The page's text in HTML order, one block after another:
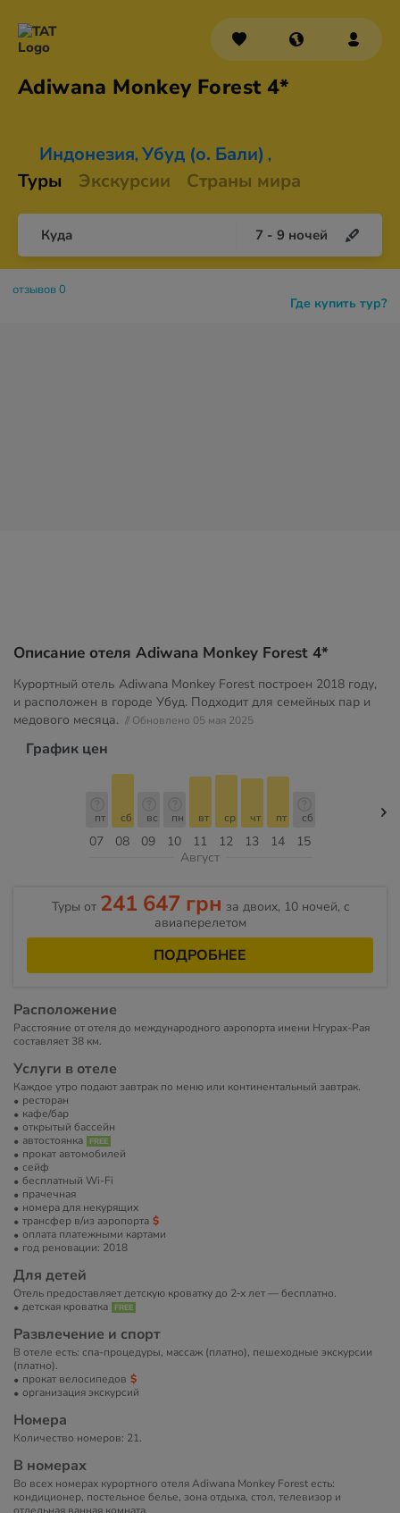
Adiwana Monkey Forest 4*
Индонезия, Убуд (о. Бали) ,
Туры Экскурсии Страны мира
Куда 7 - 9 ночей
Где купить тур?
отзывов 0
Описание отеля Adiwana Monkey Forest 4*
Курортный отель Adiwana Monkey Forest построен 2018 году,
и расположен в городе Убуд. Подходит для семейных пар и
медового месяца. // Обновлено 05 мая 2025
График цен
07
пт
08
сб
09
вс
10
пн
11
вт
12
ср
13
чт
14
пт
15
сб
Август
Туры от 241 647 грн за двоих, 10 ночей, c
авиаперелетом
ПОДРОБНЕЕ
Расположение
Расстояние от отеля до международного аэропорта имени Нгурах-Рая
составляет 38 км.
Услуги в отеле
Каждое утро подают завтрак по меню или континентальный завтрак.
ресторан
кафе/бар
открытый бассейн
автостоянка
прокат автомобилей
сейф
бесплатный Wi-Fi
прачечная
номера для некурящих
трансфер в/из аэропорта
оплата платежными картами
год реновации: 2018
Для детей
Отель предоставляет детскую кроватку до 2‑х лет — бесплатно.
детская кроватка
Развлечение и спорт
В отеле есть: спа-процедуры, массаж (платно), пешеходные экскурсии
(платно).
прокат велосипедов
организация экскурсий
Номера
Количество номеров: 21.
В номерах
Во всех номерах курортного отеля Adiwana Monkey Forest есть:
кондиционер, постельное белье, зона отдыха, стол, телевизор и